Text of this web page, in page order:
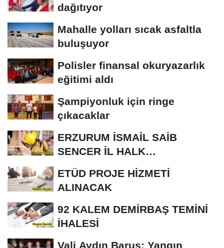
dağıtıyor
Mahalle yolları sıcak asfaltla
buluşuyor
Polisler finansal okuryazarlık
eğitimi aldı
Şampiyonluk için ringe
çıkacaklar
ERZURUM İSMAİL SAİB
SENCER İL HALK
KÜTÜPHANESİ BAKIM VE
ONARIM...
ETÜD PROJE HİZMETİ
ALINACAK
92 KALEM DEMİRBAŞ TEMİNİ
İHALESİ
Vali Aydın Baruş; Yangın